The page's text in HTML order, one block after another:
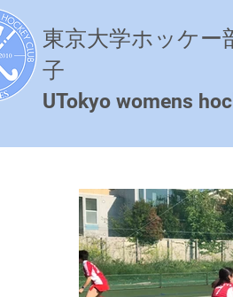
東京大学ホッケー
子
​UTokyo womens